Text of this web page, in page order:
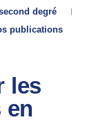
degré
publications
les
en